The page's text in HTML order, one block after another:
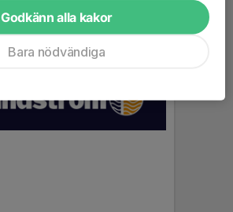
Godkänn alla kakor
Bara nödvändiga